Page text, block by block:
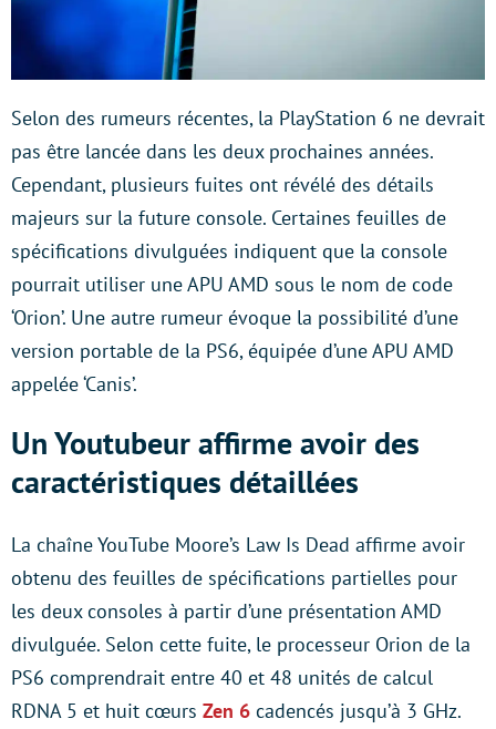
Selon des rumeurs récentes, la PlayStation 6 ne devrait
pas être lancée dans les deux prochaines années.
Cependant, plusieurs fuites ont révélé des détails
majeurs sur la future console. Certaines feuilles de
spécifications divulguées indiquent que la console
pourrait utiliser une APU AMD sous le nom de code
‘Orion’. Une autre rumeur évoque la possibilité d’une
version portable de la PS6, équipée d’une APU AMD
appelée ‘Canis’.
Un Youtubeur affirme avoir des
caractéristiques détaillées
La chaîne YouTube Moore’s Law Is Dead affirme avoir
obtenu des feuilles de spécifications partielles pour
les deux consoles à partir d’une présentation AMD
divulguée. Selon cette fuite, le processeur Orion de la
PS6 comprendrait entre 40 et 48 unités de calcul
RDNA 5 et huit cœurs Zen 6 cadencés jusqu’à 3 GHz.